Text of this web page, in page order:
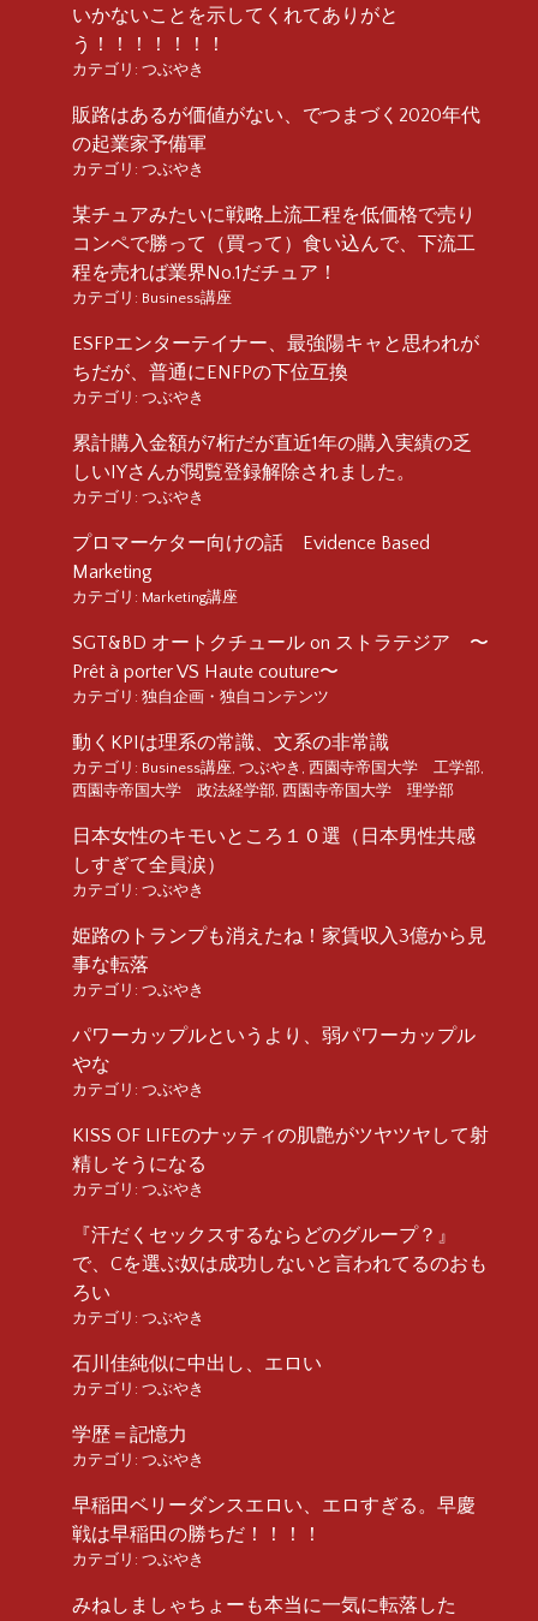
いかないことを示してくれてありがと
う！！！！！！！
カテゴリ: つぶやき
販路はあるが価値がない、でつまづく2020年代
の起業家予備軍
カテゴリ: つぶやき
某チュアみたいに戦略上流工程を低価格で売り
コンペで勝って（買って）食い込んで、下流工
程を売れば業界No.1だチュア！
カテゴリ: Business講座
ESFPエンターテイナー、最強陽キャと思われが
ちだが、普通にENFPの下位互換
カテゴリ: つぶやき
累計購入金額が7桁だが直近1年の購入実績の乏
しいIYさんが閲覧登録解除されました。
カテゴリ: つぶやき
プロマーケター向けの話 Evidence Based
Marketing
カテゴリ: Marketing講座
SGT&BD オートクチュール on ストラテジア 〜
Prêt à porter VS Haute couture〜
カテゴリ: 独自企画・独自コンテンツ
動くKPIは理系の常識、文系の非常識
カテゴリ: Business講座, つぶやき , 西園寺帝国大学 工学部,
西園寺帝国大学 政法経学部, 西園寺帝国大学 理学部
日本女性のキモいところ１０選（日本男性共感
しすぎて全員涙）
カテゴリ: つぶやき
姫路のトランプも消えたね！家賃収入3億から見
事な転落
カテゴリ: つぶやき
パワーカップルというより、弱パワーカップル
やな
カテゴリ: つぶやき
KISS OF LIFEのナッティの肌艶がツヤツヤして射
精しそうになる
カテゴリ: つぶやき
『汗だくセックスするならどのグループ？』
で、Cを選ぶ奴は成功しないと言われてるのおも
ろい
カテゴリ: つぶやき
石川佳純似に中出し、エロい
カテゴリ: つぶやき
学歴＝記憶力
カテゴリ: つぶやき
早稲田ベリーダンスエロい、エロすぎる。早慶
戦は早稲田の勝ちだ！！！！
カテゴリ: つぶやき
みねしましゃちょーも本当に一気に転落した